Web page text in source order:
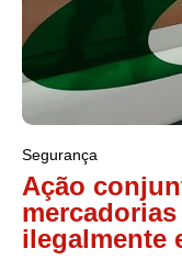
Segurança
Ação
ilegalmente